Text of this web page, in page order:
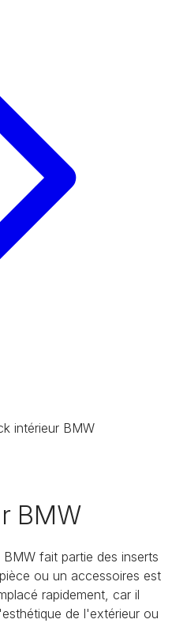
intérieur BMW
BMW
fait partie des inserts
ou un accessoires est
rapidement, car il
de l'extérieur ou